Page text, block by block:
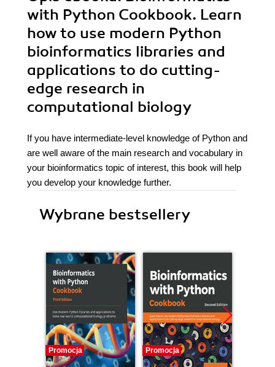
with Python Cookbook. Learn
how to use modern Python
bioinformatics libraries and
applications to do cutting-
edge research in
computational biology
If you have intermediate-level knowledge of Python and
are well aware of the main research and vocabulary in
your bioinformatics topic of interest, this book will help
you develop your knowledge further.
Wybrane bestsellery
Promocja Promocja